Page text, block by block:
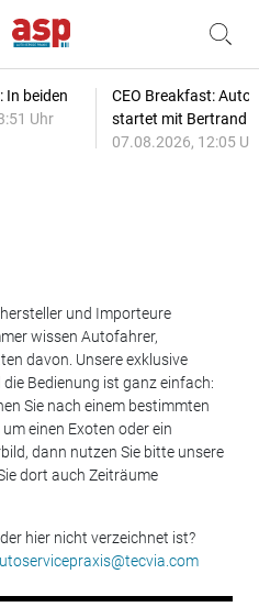
In beiden
Uhr
CEO Breakfast:
startet mit Bertrand
07.08.2026, 12:05
und Importeure
wissen Autofahrer,
davon. Unsere exklusive
Bedienung ist ganz einfach:
Sie nach einem bestimmten
einen Exoten oder ein
dann nutzen Sie bitte unsere
dort auch Zeiträume
hier nicht verzeichnet ist?